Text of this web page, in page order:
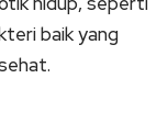
baik yang